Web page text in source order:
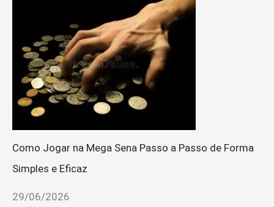
Como Jogar na Mega Sena Passo a Passo de Forma
Simples e Eficaz
29/06/2026